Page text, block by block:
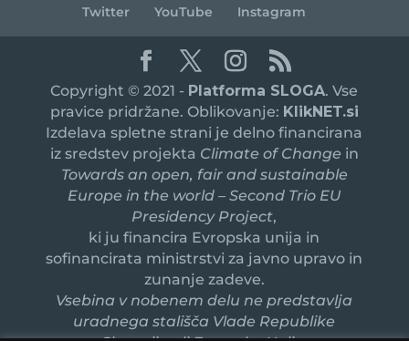
Twitter
YouTube Instagram
Copyright © 2021 - Platforma SLOGA. Vse
pravice pridržane. Oblikovanje: KlikNET.si
Izdelava spletne strani je delno financirana
iz sredstev projekta Climate of Change in
Towards an open, fair and sustainable
Europe in the world – Second Trio EU
Presidency Project,
ki ju financira Evropska unija in
sofinancirata ministrstvi za javno upravo in
zunanje zadeve.
Vsebina v nobenem delu ne predstavlja
uradnega stališča Vlade Republike